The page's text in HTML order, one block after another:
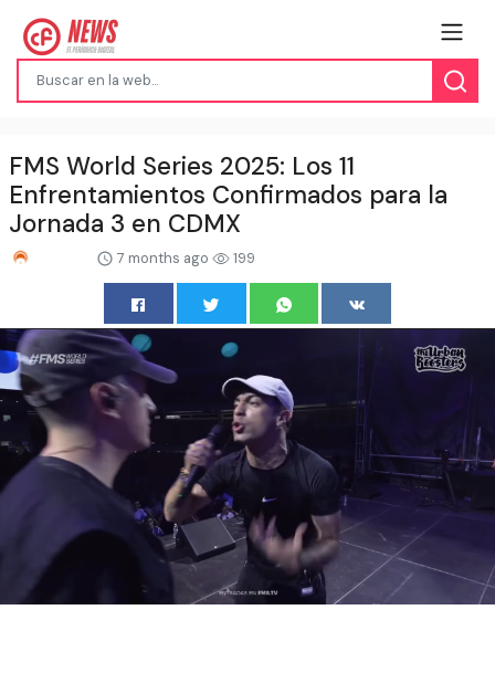
FMS World Series 2025: Los 11
Enfrentamientos Confirmados para la
Jornada 3 en CDMX
7 months ago 199